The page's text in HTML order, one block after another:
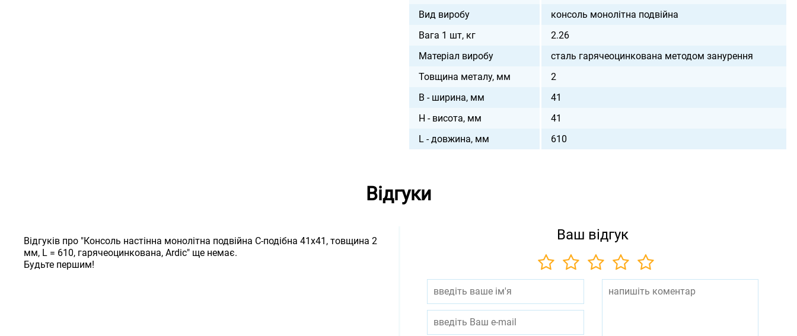
Вид виробу
консоль монолітна подвійна
Вага 1 шт, кг
2.26
Матеріал виробу
сталь гарячеоцинкована методом занурення
Товщина металу, мм
2
B - ширина, мм
41
H - висота, мм
41
L - довжина, мм
610
Відгуки
Відгуків про "Консоль настінна монолітна подвійна С-подібна 41х41, товщина 2
мм, L = 610, гарячеоцинкована, Ardic" ще немає.
Будьте першим!
Ваш відгук